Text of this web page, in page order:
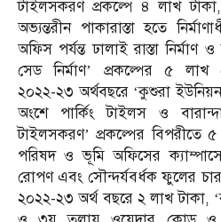
টাইলসকরণ প্রকল্পে ৪ লাখ
অভ্যন্তরীন পাকারাস্তা হতে
অফিস পর্যন্ত ঢালাই রাস্তা নির্মাণ
সেড নির্মাণ’ প্রকল্পের ৫
২০২২-২৩ অর্থবছরে ‘কুশুরা
অংশে পার্কিং টাইলস ও
টাইলসকরণ’ প্রকল্পের বিপরীতে
পরিষদ ও ভূমি অফিসের
রোপণ এবং সৌন্দর্যবর্ধক ফুলের
২০২২-২৩ অর্থ বছরে ২ লাখ টাকা,